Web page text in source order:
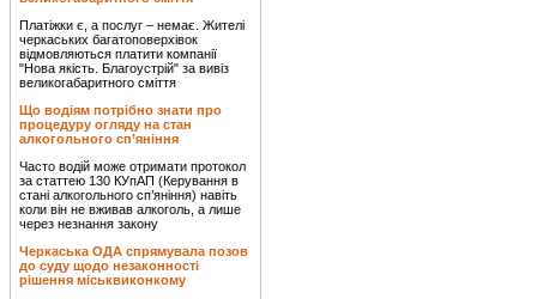
Платіжки є, а послуг – немає. Жителі
черкаських багатоповерхівок
відмовляються платити компанії
"Нова якість. Благоустрій" за вивіз
великогабаритного сміття
Що водіям потрібно знати про
процедуру огляду на стан
алкогольного сп’яніння
Часто водій може отримати протокол
за статтею 130 КУпАП (Керування в
стані алкогольного сп’яніння) навіть
коли він не вживав алкоголь, а лише
через незнання закону
Черкаська ОДА спрямувала позов
до суду щодо незаконності
рішення міськвиконкому